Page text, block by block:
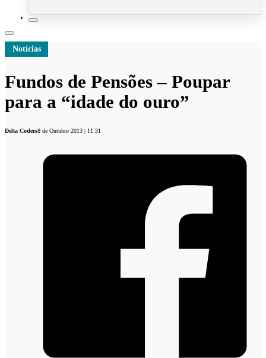
Notícias
Fundos de Pensões – Poupar
para a “idade do ouro”
Delta Coders8 de Outubro 2013 | 11:31